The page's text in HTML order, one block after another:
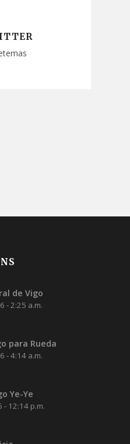
de Vigo
- 2:25 a.m.
para Rueda
- 4:14 a.m.
Ye-Ye
- 12:14 p.m.